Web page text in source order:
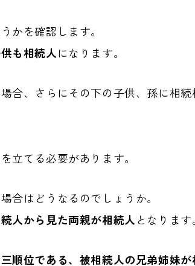
かを確認します。
も相続人になります。
合、さらにその下の子供、孫に相続
立てる必要があります。
合はどうなるのでしょうか。
人から見た両親が相続人となります。
順位である、被相続人の兄弟姉妹が